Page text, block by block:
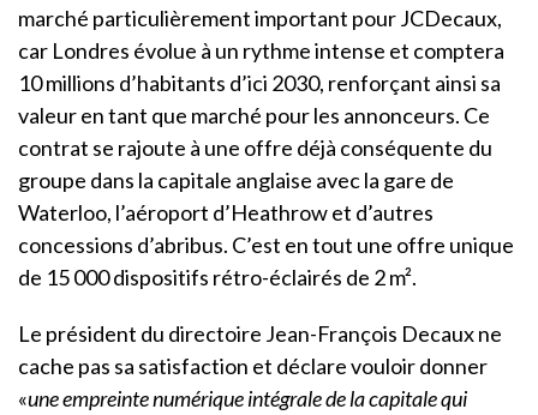
marché particulièrement important pour JCDecaux,
car Londres évolue à un rythme intense et comptera
10 millions d’habitants d’ici 2030, renforçant ainsi sa
valeur en tant que marché pour les annonceurs. Ce
contrat se rajoute à une offre déjà conséquente du
groupe dans la capitale anglaise avec la gare de
Waterloo, l’aéroport d’Heathrow et d’autres
concessions d’abribus. C’est en tout une offre unique
de 15 000 dispositifs rétro-éclairés de 2 m².
Le président du directoire Jean-François Decaux ne
cache pas sa satisfaction et déclare vouloir donner
«une empreinte numérique intégrale de la capitale qui